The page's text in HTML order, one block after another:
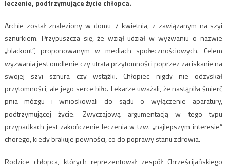
leczenie, podtrzymujące życie chłopca.
Archie został znaleziony w domu 7 kwietnia, z zawiązanym na szyi
sznurkiem. Przypuszcza się, że wziął udział w wyzwaniu o nazwie
„blackout”, proponowanym w mediach społecznościowych. Celem
wyzwania jest omdlenie czy utrata przytomności poprzez zaciskanie na
swojej szyi sznura czy wstążki. Chłopiec nigdy nie odzyskał
przytomności, ale jego serce biło. Lekarze uważali, że nastąpiła śmierć
pnia mózgu i wnioskowali do sądu o wyłączenie aparatury,
podtrzymującej życie. Zwyczajową argumentacją w tego typu
przypadkach jest zakończenie leczenia w tzw. „najlepszym interesie”
chorego, kiedy brakuje pewności, co do poprawy stanu zdrowia.
Rodzice chłopca, których reprezentował zespół Chrześcijańskiego